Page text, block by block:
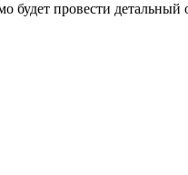
провести детальный